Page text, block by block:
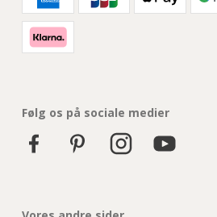
Følg os på sociale medier